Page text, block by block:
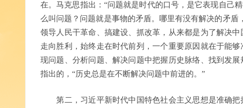
在。马克思指出：“问题就是时代的口号，是它表现自己
么叫问题？问题就是事物的矛盾。哪里有没有解决的矛盾
领导人民干革命、搞建设、抓改革，从来都是为了解决
走向胜利，始终走在时代前列，一个重要原因就在于能
现问题、分析问题、解决问题中把握历史脉络、找到发
指出的，“历史总是在不断解决问题中前进的。”
第二，习近平新时代中国特色社会主义思想是准确把